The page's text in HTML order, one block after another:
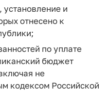
установление и
отнесено к
по уплате
бюджет
не
кодексом Российской